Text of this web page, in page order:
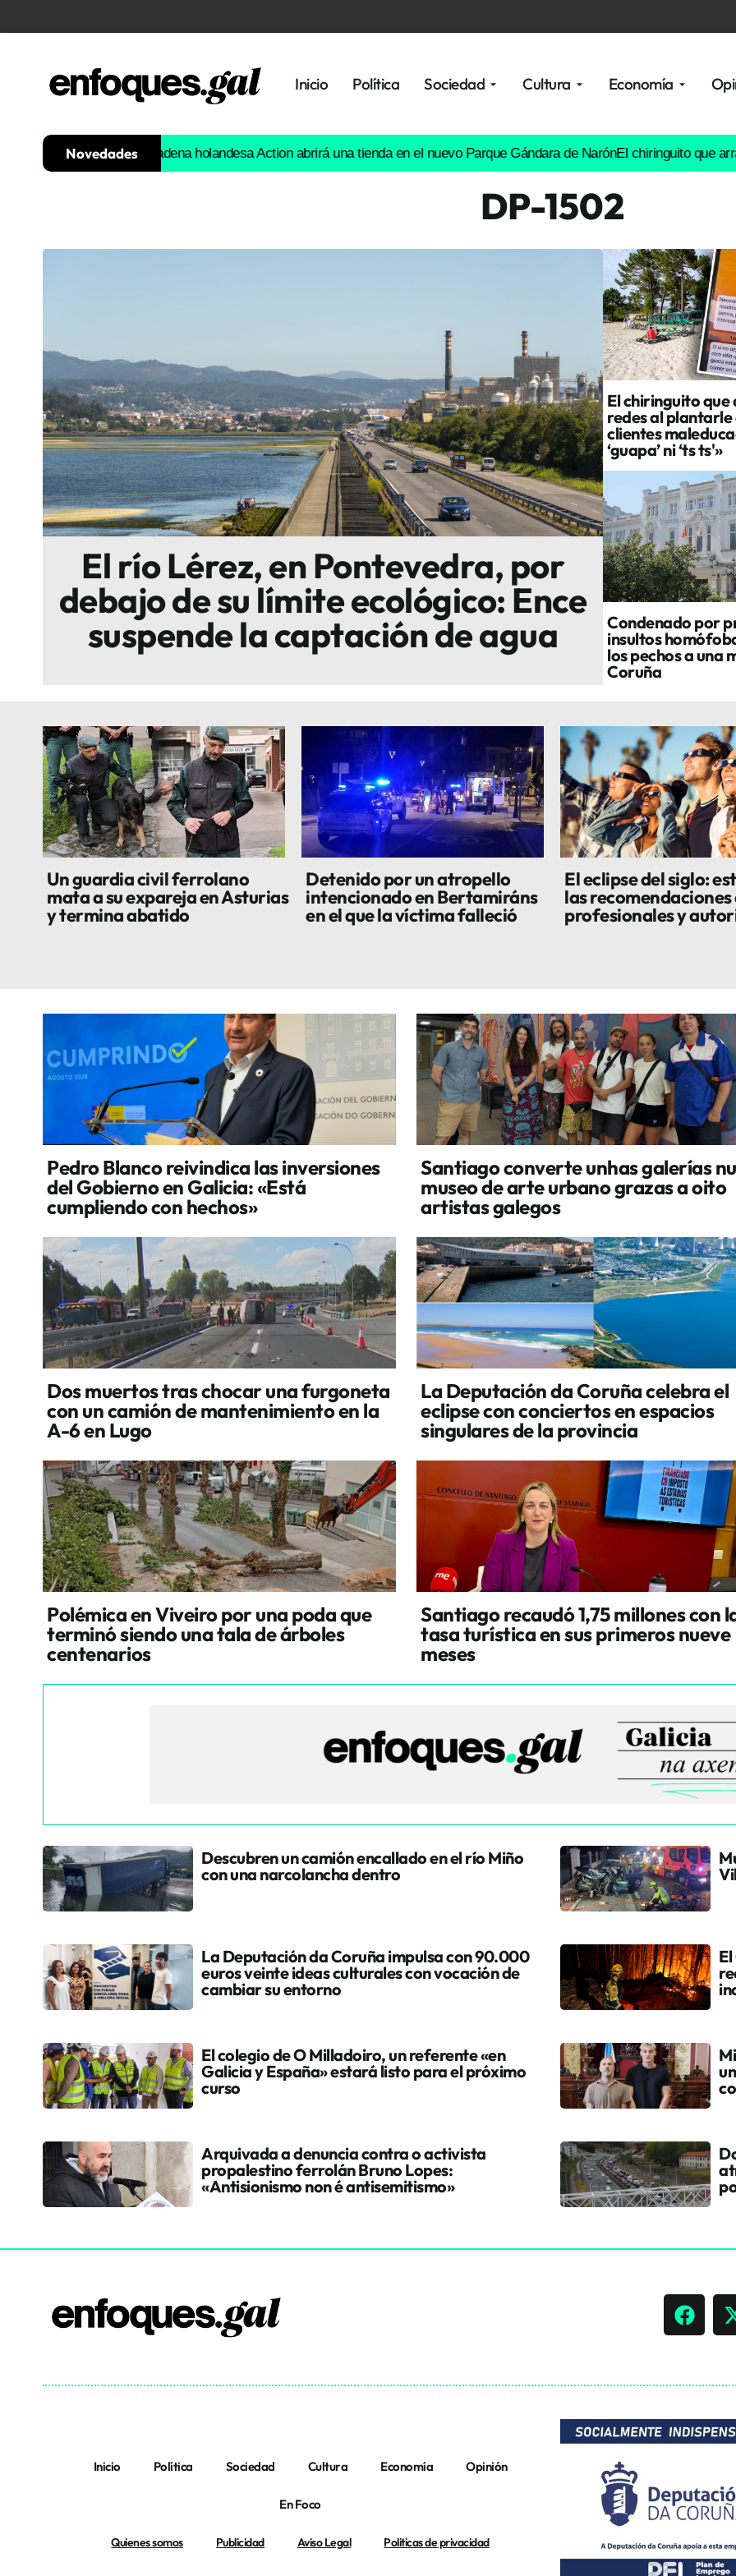
Inicio Política Sociedad Cultura Economía
Histórica
Sostenibilidad
Innova
Novedades
de aguaLa cadena holandesa Action abrirá una tienda en el nuevo Parque Gándara de NarónEl chiringuito que arrasa en
DP-1502
El río Lérez, en Pontevedra, por
debajo de su límite ecológico: Ence
suspende la captación de agua
El chiringuito que
redes al plantarle
clientes
‘guapa’ ni ‘ts ts'»
Condenado por
insultos
los pechos a una
Coruña
Un guardia civil ferrolano
mata a su expareja en Asturias
y termina abatido
Detenido por un atropello
intencionado en Bertamiráns
en el que la víctima falleció
El eclipse del siglo:
las recomendaciones
profesionales y
Pedro Blanco reivindica las inversiones
del Gobierno en Galicia: «Está
cumpliendo con hechos»
Santiago converte unhas galerías
museo de arte urbano grazas a oito
artistas galegos
Dos muertos tras chocar una furgoneta
con un camión de mantenimiento en la
A-6 en Lugo
La Deputación da Coruña celebra el
eclipse con conciertos en espacios
singulares de la provincia
Polémica en Viveiro por una poda que
terminó siendo una tala de árboles
centenarios
Santiago recaudó 1,75 millones con
tasa turística en sus primeros nueve
meses
Descubren un camión encallado en el río Miño
con una narcolancha dentro
La Deputación da Coruña impulsa con 90.000
euros veinte ideas culturales con vocación de
cambiar su entorno
El colegio de O Milladoiro, un referente «en
Galicia y España» estará listo para el próximo
curso
Arquivada a denuncia contra o activista
propalestino ferrolán Bruno Lopes:
«Antisionismo non é antisemitismo»
Inicio Política Sociedad Cultura Economía Opinión
En Foco
Quienes somos Publicidad Aviso Legal Politicas de privacidad